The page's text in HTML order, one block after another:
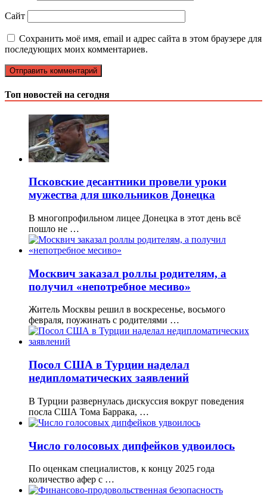
Сайт
Сохранить моё имя, email и адрес сайта в этом браузере для
последующих моих комментариев.
Топ новостей на сегодня
Псковские десантники провели уроки
мужества для школьников Донецка
В многопрофильном лицее Донецка в этот день всё
пошло не …
Москвич заказал роллы родителям, а
получил «непотребное месиво»
Житель Москвы решил в воскресенье, восьмого
февраля, поужинать с родителями …
Посол США в Турции наделал
недипломатических заявлений
В Турции развернулась дискуссия вокруг поведения
посла США Тома Баррака, …
Число голосовых дипфейков удвоилось
По оценкам специалистов, к концу 2025 года
количество афер с …